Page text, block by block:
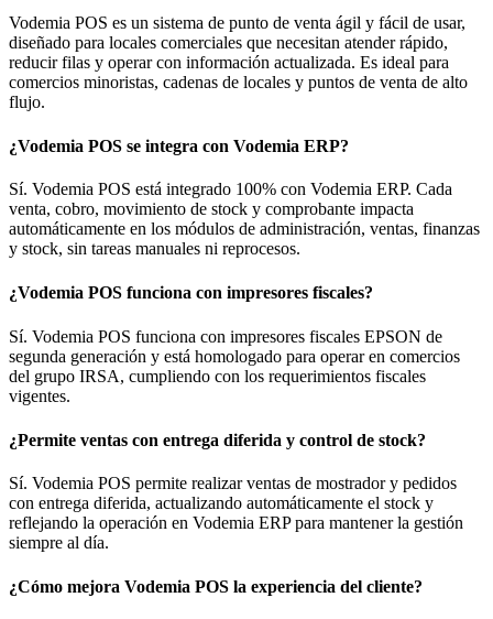
Vodemia POS es un sistema de punto de venta ágil y fácil de usar,
diseñado para locales comerciales que necesitan atender rápido,
reducir filas y operar con información actualizada. Es ideal para
comercios minoristas, cadenas de locales y puntos de venta de alto
flujo.
¿Vodemia POS se integra con Vodemia ERP?
Sí. Vodemia POS está integrado 100% con Vodemia ERP. Cada
venta, cobro, movimiento de stock y comprobante impacta
automáticamente en los módulos de administración, ventas, finanzas
y stock, sin tareas manuales ni reprocesos.
¿Vodemia POS funciona con impresores fiscales?
Sí. Vodemia POS funciona con impresores fiscales EPSON de
segunda generación y está homologado para operar en comercios
del grupo IRSA, cumpliendo con los requerimientos fiscales
vigentes.
¿Permite ventas con entrega diferida y control de stock?
Sí. Vodemia POS permite realizar ventas de mostrador y pedidos
con entrega diferida, actualizando automáticamente el stock y
reflejando la operación en Vodemia ERP para mantener la gestión
siempre al día.
¿Cómo mejora Vodemia POS la experiencia del cliente?